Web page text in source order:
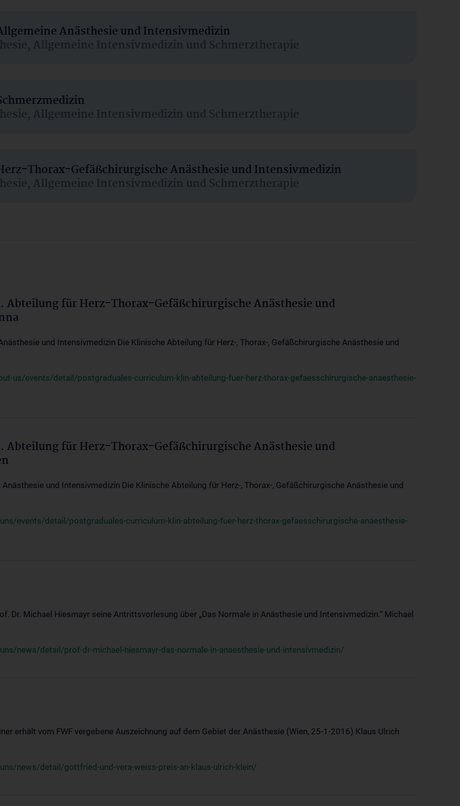
Anästhesie und Intensivmedizin
Allgemeine Intensivmedizin und Schmerztherapie
Allgemeine Intensivmedizin und Schmerztherapie
Thorax-Gefäßchirurgische Anästhesie und Intensivmedizin
Allgemeine Intensivmedizin und Schmerztherapie
Abteilung für Herz-Thorax-Gefäßchirurgische Anästhesie und
und Intensivmedizin Die Klinische Abteilung für Herz-, Thorax-, Gefäßchirurgische Anästhesie und
us/events/detail/postgraduales-curriculum-klin-abteilung-fuer-herz-thorax-gefaesschirurgische-anaesthesie-
Abteilung für Herz-Thorax-Gefäßchirurgische Anästhesie und
und Intensivmedizin Die Klinische Abteilung für Herz-, Thorax-, Gefäßchirurgische Anästhesie und
events/detail/postgraduales-curriculum-klin-abteilung-fuer-herz-thorax-gefaesschirurgische-anaesthesie-
Dr. Michael Hiesmayr seine Antrittsvorlesung über „Das Normale in Anästhesie und Intensivmedizin.“ Michael
news/detail/prof-dr-michael-hiesmayr-das-normale-in-anaesthesie-und-intensivmedizin/
erhält vom FWF vergebene Auszeichnung auf dem Gebiet der Anästhesie (Wien, 25-1-2016) Klaus Ulrich
news/detail/gottfried-und-vera-weiss-preis-an-klaus-ulrich-klein/